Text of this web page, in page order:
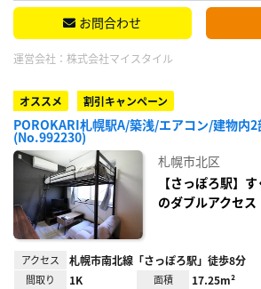
お問合わせ
運営会社： 株式会社マイスタイル
オススメ 割引キャンペーン
POROKARI札幌駅A/築浅/エアコン/建物内2
(No.992230)
札幌市北区
【さっぽろ駅】
のダブルアクセス
アクセス 札幌市南北線「さっぽろ駅」徒歩8分
間取り 1K 面積 17.25m²